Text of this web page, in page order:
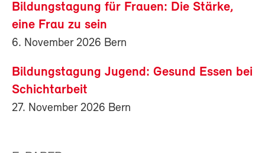
Bildungstagung für Frauen: Die Stärke,
eine Frau zu sein
6. November 2026 Bern
Bildungstagung Jugend: Gesund Essen bei
Schichtarbeit
27. November 2026 Bern